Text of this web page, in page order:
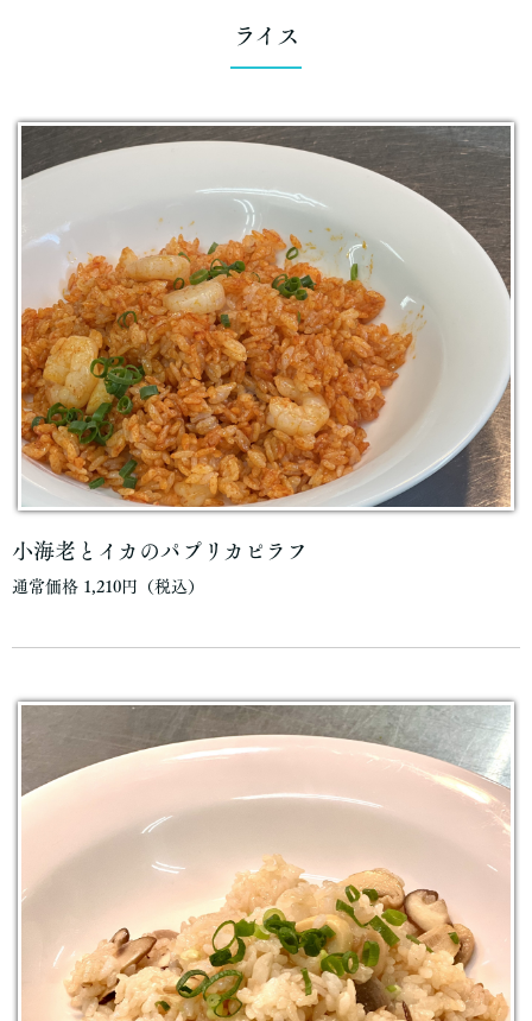
ライス
小海老とイカのパプリカピラフ
通常価格 1,210円（税込）